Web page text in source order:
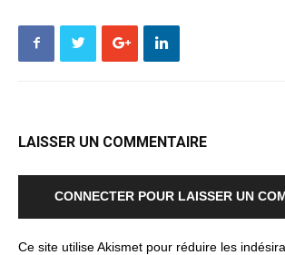
LAISSER UN COMMENTAIRE
CONNECTER POUR LAISSER UN
Ce site utilise Akismet pour réduire les